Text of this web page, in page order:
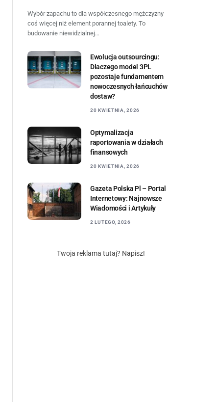
Wybór zapachu to dla współczesnego mężczyzny
coś więcej niż element porannej toalety. To
budowanie niewidzialnej…
Ewolucja outsourcingu:
Dlaczego model 3PL
pozostaje fundamentem
nowoczesnych łańcuchów
dostaw?
20 KWIETNIA, 2026
Optymalizacja
raportowania w działach
finansowych
20 KWIETNIA, 2026
Gazeta Polska Pl – Portal
Internetowy: Najnowsze
Wiadomości i Artykuły
2 LUTEGO, 2026
Twoja reklama tutaj? Napisz!